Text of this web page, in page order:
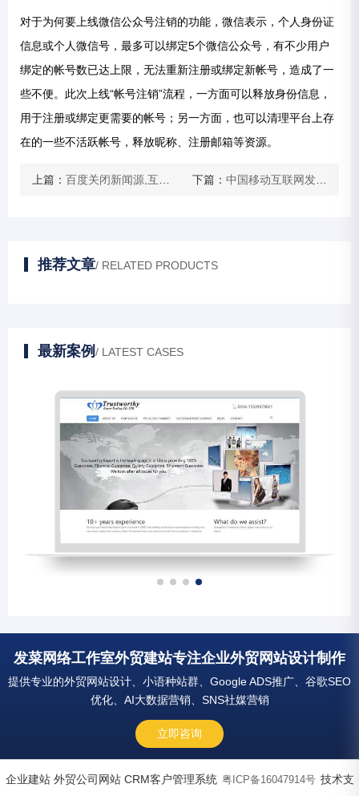
对于为何要上线微信公众号注销的功能，微信表示，个人身份证
信息或个人微信号，最多可以绑定5个微信公众号，有不少用户
绑定的帐号数已达上限，无法重新注册或绑定新帐号，造成了一
些不便。此次上线“帐号注销”流程，一方面可以释放身份信息，
用于注册或绑定更需要的帐号；另一方面，也可以清理平台上存
在的一些不活跃帐号，释放昵称、注册邮箱等资源。
上篇： 百度关闭新闻源,互联网趋势和风口如何变? 下篇： 中国移动互联网发展之快：“乞丐都用二维码乞讨了”
推荐文章/ RELATED PRODUCTS
最新案例/ LATEST CASES
发菜网络工作室外贸建站专注企业外贸网站设计制作
提供专业的外贸网站设计、小语种站群、Google ADS推广、谷歌SEO
优化、AI大数据营销、SNS社媒营销
立即咨询
企业建站 外贸公司网站 CRM客户管理系统 粤ICP备16047914号 技术支